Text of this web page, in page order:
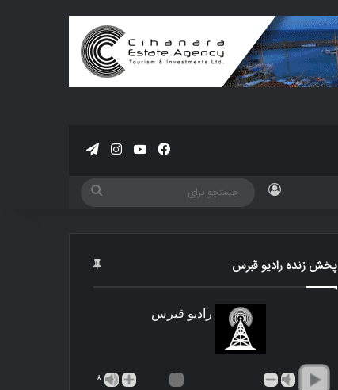
فیسبوکیوتیوباینستاگرام
پخش زنده رادیو قبرس
رادیو قبرس
*